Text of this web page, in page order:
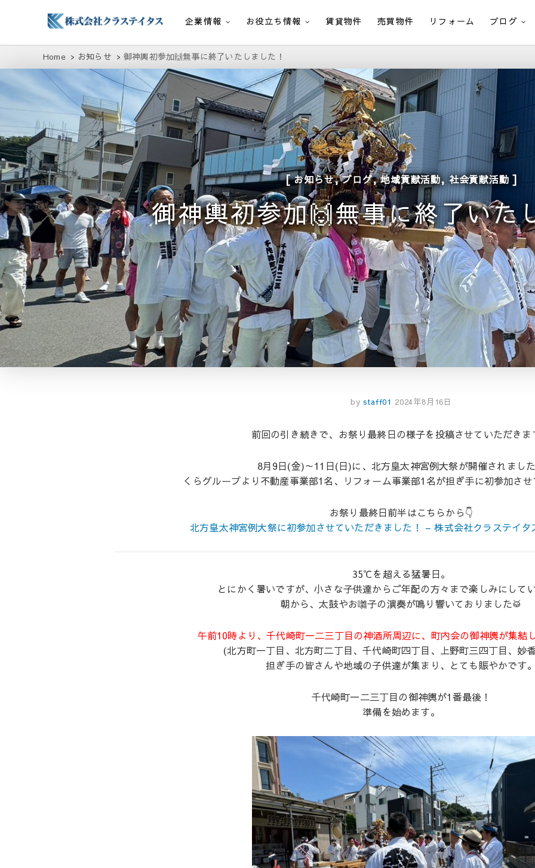
株式会社クラステイタス
企業情報 お役立ち情報 賃貸物件 売買物件 リフォーム ブログ
Home お知らせ 御神輿初参加🙌無事に終了いたしました！
お知らせ,ブログ,地域貢献活動,社会貢献活動
御神輿初参加🙌無事に終了いた
by staff01 2024年8月16日
前回の引き続きで、お祭り最終日の様子を投稿させていただきま
8月9日(金)～11日(日)に、北方皇太神宮例大祭が開催されまし
くらグループより不動産事業部1名、リフォーム事業部1名が担ぎ手に初参加さ
お祭り最終日前半はこちらから👇
北方皇太神宮例大祭に初参加させていただきました！ – 株式会社クラステイ
35℃を超える猛暑日。
とにかく暑いですが、小さな子供達からご年配の方々まで楽しみにして
朝から、太鼓やお囃子の演奏が鳴り響いておりました🥁
午前10時より、千代崎町一二三丁目の神酒所周辺に、町内会の御神輿が集結
(北方町一丁目、北方町二丁目、千代崎町四丁目、上野町三四丁目、妙
担ぎ手の皆さんや地域の子供達が集まり、とても賑やかです
千代崎町一二三丁目の御神輿が1番最後！
準備を始めます。